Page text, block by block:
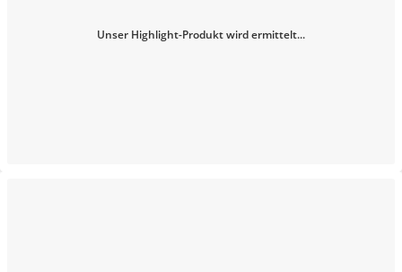
Unser Highlight-Produkt wird ermittelt...